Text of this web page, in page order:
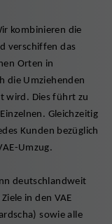
kombinieren die
verschiffen das
Orten in
die Umziehenden
wird. Dies führt zu
Gleichzeitig
Kunden bezüglich
Umzug.
deutschlandweit
in den VAE
sowie alle